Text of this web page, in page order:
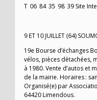
T 06 84 35 98 39 Site
9 ET 10 JUILLET (64)
19e Bourse d’échanges
vélos, pièces détachées,
à 1980. Vente d’autos et
de la mairie. Horaires :
Organisé(e) par
64420 Limendous.